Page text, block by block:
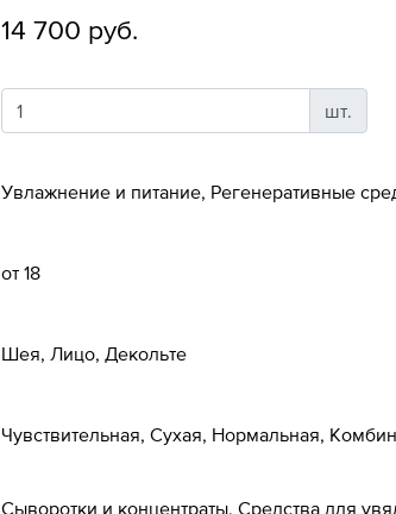
14 700 руб.
шт.
Увлажнение и питание, Регенеративные
от 18
Шея, Лицо, Декольте
Чувствительная, Сухая, Нормальная,
Сыворотки и концентраты, Средства для